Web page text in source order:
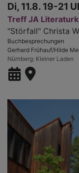
Di, 11.8. 19-21
Treff JA
"Störfall" Christa
Buchbesprechungen
Gerhard Frühauf/Hilde
Nürnberg Kleiner Laden